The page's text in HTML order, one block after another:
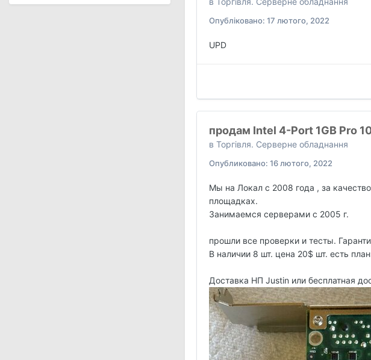
Опубліковано: 17 лютого, 2022
UPD
продам Intel 4-Port 1GB Pro
в Торгівля. Серверне обладнання
Опубликовано: 16 лютого, 2022
Мы на Локал с 2008 года , за
площадках.
Занимаемся серверами с 2005 г.
прошли все проверки и тесты.
В наличии 8 шт. цена 20$ шт. есть
Доставка НП Justin или бесплатная